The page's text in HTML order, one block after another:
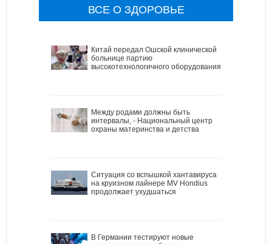
ВСЕ О ЗДОРОВЬЕ
Китай передал Ошской клинической
больнице партию
высокотехнологичного оборудования
Между родами должны быть
интервалы, - Национальный центр
охраны материнства и детства
Ситуация со вспышкой хантавируса
на круизном лайнере MV Hondius
продолжает ухудшаться
В Германии тестируют новые